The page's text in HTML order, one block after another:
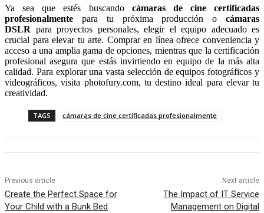
Ya sea que estés buscando cámaras de cine certificadas
profesionalmente para tu próxima producción o cámaras
DSLR para proyectos personales, elegir el equipo adecuado es
crucial para elevar tu arte. Comprar en línea ofrece conveniencia y
acceso a una amplia gama de opciones, mientras que la certificación
profesional asegura que estás invirtiendo en equipo de la más alta
calidad. Para explorar una vasta selección de equipos fotográficos y
videográficos, visita photofury.com, tu destino ideal para elevar tu
creatividad.
TAGS cámaras de cine certificadas profesionalmente
Previous article
Create the Perfect Space for
Your Child with a Bunk Bed
Next article
The Impact of IT Service
Management on Digital